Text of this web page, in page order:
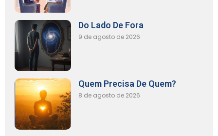
Do Lado De Fora
9 de agosto de 2026
Quem Precisa De Quem?
8 de agosto de 2026